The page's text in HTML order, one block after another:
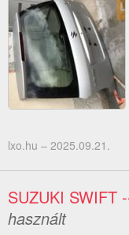
lxo.hu – 2025.09.21.
SUZUKI SWIFT
használt